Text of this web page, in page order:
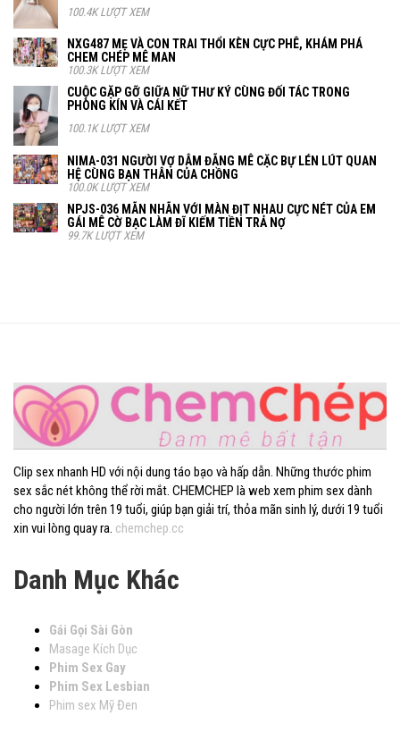
100.4K LƯỢT XEM
NXG487 MẸ VÀ CON TRAI THỔI KÈN CỰC PHÊ, KHÁM PHÁ
CHEM CHÉP MÊ MAN
100.3K LƯỢT XEM
CUỘC GẶP GỠ GIỮA NỮ THƯ KÝ CÙNG ĐỐI TÁC TRONG
PHÒNG KÍN VÀ CÁI KẾT
100.1K LƯỢT XEM
NIMA-031 NGƯỜI VỢ DÂM ĐÃNG MÊ CẶC BỰ LÉN LÚT QUAN
HỆ CÙNG BẠN THÂN CỦA CHỒNG
100.0K LƯỢT XEM
NPJS-036 MÃN NHÃN VỚI MÀN ĐỊT NHAU CỰC NÉT CỦA EM
GÁI MÊ CỜ BẠC LÀM ĐĨ KIẾM TIỀN TRẢ NỢ
99.7K LƯỢT XEM
Clip sex nhanh HD với nội dung táo bạo và hấp dẫn. Những thước phim
sex sắc nét không thể rời mắt. CHEMCHEP là web xem phim sex dành
cho người lớn trên 19 tuổi, giúp bạn giải trí, thỏa mãn sinh lý, dưới 19 tuổi
xin vui lòng quay ra. chemchep.cc
Danh Mục Khác
Gái Gọi Sài Gòn
Masage Kích Dục
Phim Sex Gay
Phim Sex Lesbian
Phim sex Mỹ Đen